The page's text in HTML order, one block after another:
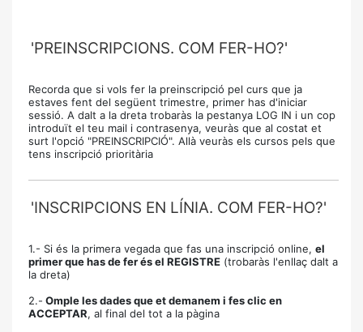
'PREINSCRIPCIONS. COM FER-HO?'
Recorda que si vols fer la preinscripció pel curs que ja
estaves fent del següent trimestre, primer has d'iniciar
sessió. A dalt a la dreta trobaràs la pestanya LOG IN i un cop
introduït el teu mail i contrasenya, veuràs que al costat et
surt l'opció "PREINSCRIPCIÓ". Allà veuràs els cursos pels que
tens inscripció prioritària
'INSCRIPCIONS EN LÍNIA. COM FER-HO?'
1.- Si és la primera vegada que fas una inscripció online, el
primer que has de fer és el REGISTRE (trobaràs l'enllaç dalt a
la dreta)
2.- Omple les dades que et demanem i fes clic en
ACCEPTAR, al final del tot a la pàgina